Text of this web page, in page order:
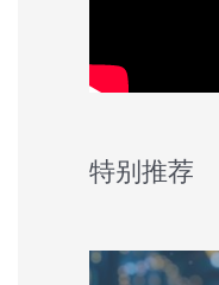
特别推荐